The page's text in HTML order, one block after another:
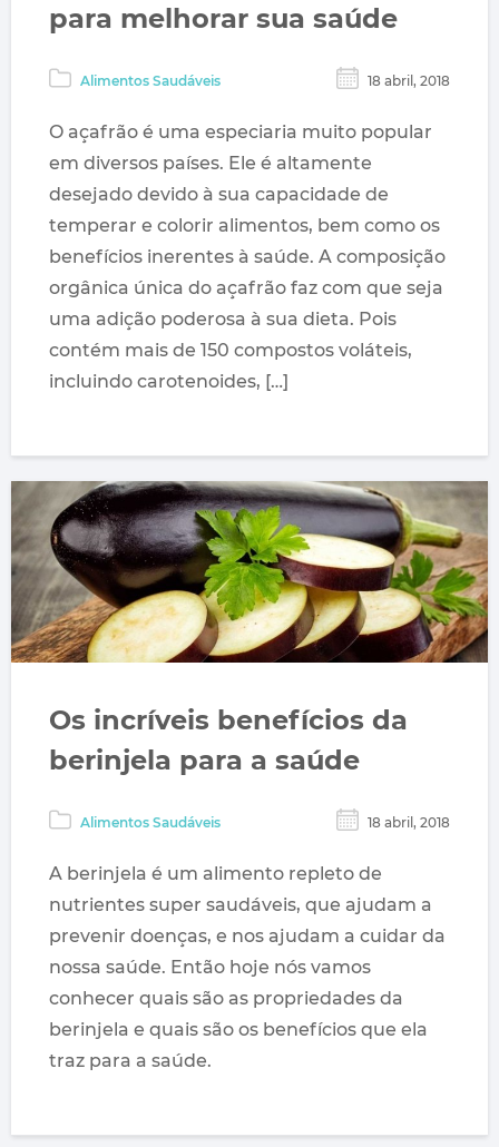
para melhorar sua saúde
Alimentos Saudáveis 18 abril, 2018
O açafrão é uma especiaria muito popular
em diversos países. Ele é altamente
desejado devido à sua capacidade de
temperar e colorir alimentos, bem como os
benefícios inerentes à saúde. A composição
orgânica única do açafrão faz com que seja
uma adição poderosa à sua dieta. Pois
contém mais de 150 compostos voláteis,
incluindo carotenoides, […]
Os incríveis benefícios da
berinjela para a saúde
Alimentos Saudáveis 18 abril, 2018
A berinjela é um alimento repleto de
nutrientes super saudáveis, que ajudam a
prevenir doenças, e nos ajudam a cuidar da
nossa saúde. Então hoje nós vamos
conhecer quais são as propriedades da
berinjela e quais são os benefícios que ela
traz para a saúde.